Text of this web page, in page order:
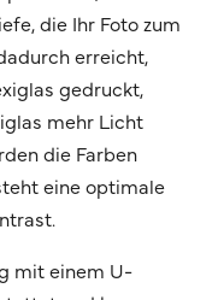
die Ihr Foto zum
erreicht,
gedruckt,
mehr Licht
die Farben
eine optimale
mit einem U-